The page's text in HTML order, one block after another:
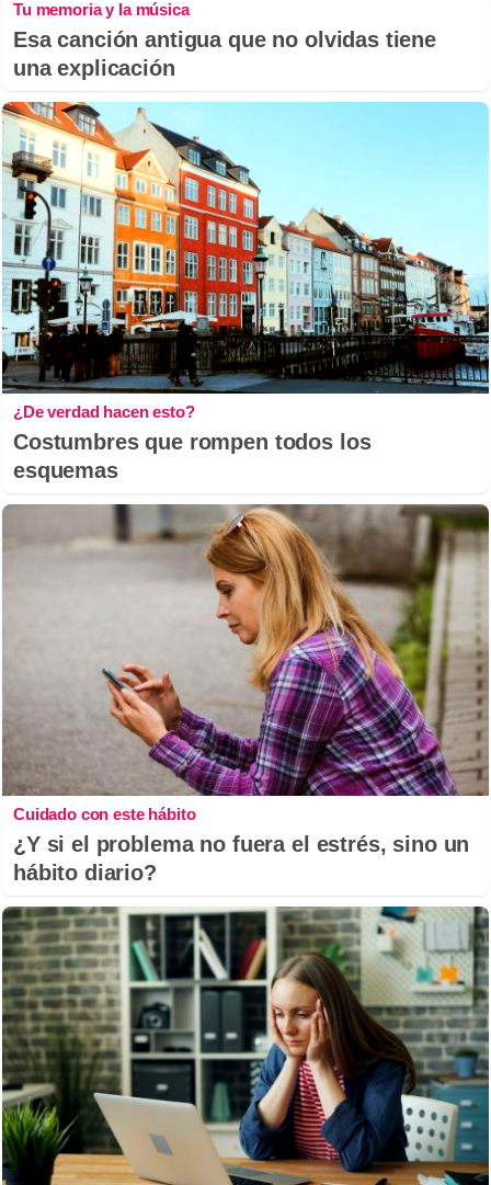
Tu memoria y la música
Esa canción antigua que no olvidas tiene
una explicación
¿De verdad hacen esto?
Costumbres que rompen todos los
esquemas
Cuidado con este hábito
¿Y si el problema no fuera el estrés, sino un
hábito diario?